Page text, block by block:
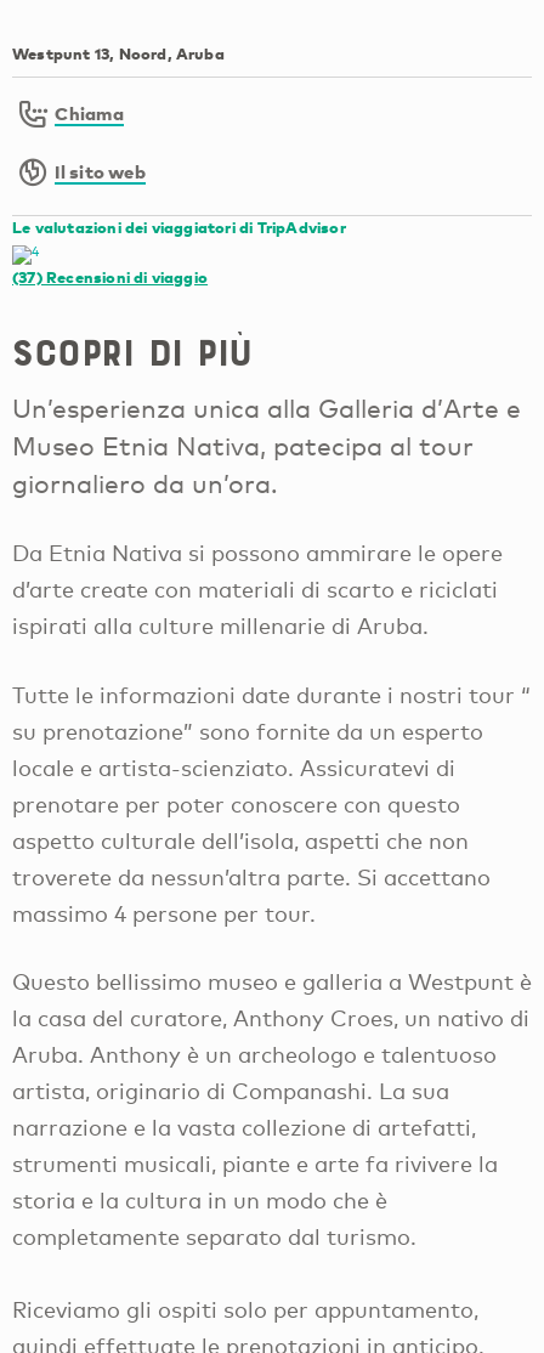
Westpunt 13, Noord, Aruba
Chiama
Il sito web
Le valutazioni dei viaggiatori di TripAdvisor
(37)Recensioni di viaggio
Scopri di più
Un’esperienza unica alla Galleria d’Arte e
Museo Etnia Nativa, patecipa al tour
giornaliero da un’ora.
Da Etnia Nativa si possono ammirare le opere
d’arte create con materiali di scarto e riciclati
ispirati alla culture millenarie di Aruba.
Tutte le informazioni date durante i nostri tour “
su prenotazione” sono fornite da un esperto
locale e artista-scienziato. Assicuratevi di
prenotare per poter conoscere con questo
aspetto culturale dell’isola, aspetti che non
troverete da nessun’altra parte. Si accettano
massimo 4 persone per tour.
Questo bellissimo museo e galleria a Westpunt è
la casa del curatore, Anthony Croes, un nativo di
Aruba. Anthony è un archeologo e talentuoso
artista, originario di Companashi. La sua
narrazione e la vasta collezione di artefatti,
strumenti musicali, piante e arte fa rivivere la
storia e la cultura in un modo che è
completamente separato dal turismo.
Riceviamo gli ospiti solo per appuntamento,
quindi effettuate le prenotazioni in anticipo.